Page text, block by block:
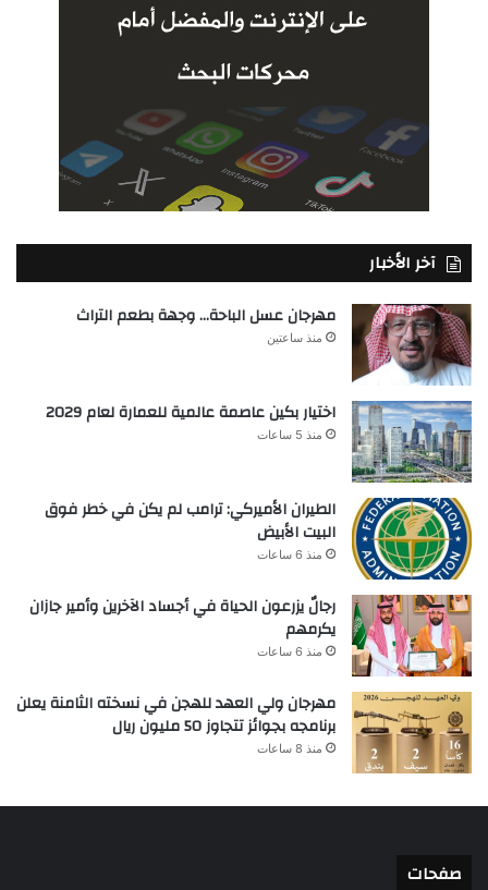
آخر الأخبار
مهرجان عسل الباحة… وجهة بطعم التراث
منذ ساعتين
اختيار بكين عاصمة عالمية للعمارة لعام 2029
منذ 5 ساعات
الطيران الأميركي: ترامب لم يكن في خطر فوق
البيت الأبيض
منذ 6 ساعات
رجالٌ يزرعون الحياة في أجساد الآخرين وأمير جازان
يكرمهم
منذ 6 ساعات
مهرجان ولي العهد للهجن في نسخته الثامنة يعلن
برنامجه بجوائز تتجاوز 50 مليون ريال
منذ 8 ساعات
صفحات